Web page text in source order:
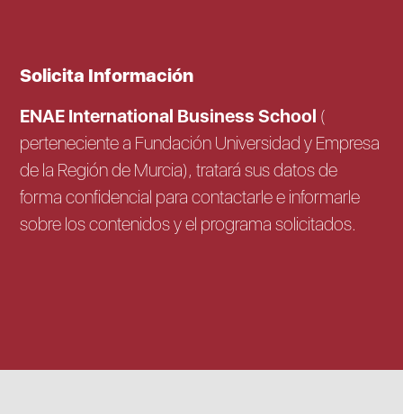
Solicita Información
ENAE International Business School (
perteneciente a Fundación Universidad y Empresa
de la Región de Murcia), tratará sus datos de
forma confidencial para contactarle e informarle
sobre los contenidos y el programa solicitados.